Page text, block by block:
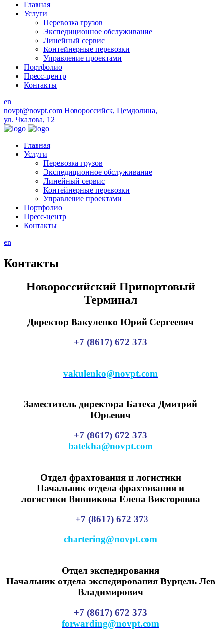
Главная
Услуги
Перевозка грузов
Экспедиционное обслуживание
Линейный сервис
Контейнерные перевозки
Управление проектами
Портфолио
Пресс-центр
Контакты
en
novpt@novpt.com Новороссийск, Цемдолина,
ул. Чкалова, 12
Главная
Услуги
Перевозка грузов
Экспедиционное обслуживание
Линейный сервис
Контейнерные перевозки
Управление проектами
Портфолио
Пресс-центр
Контакты
en
Контакты
Новороссийский Припортовый
Терминал
Директор Вакуленко Юрий Сергеевич
+7 (8617) 672 373
vakulenko@novpt.com
Замеcтитель директора Батеха Дмитрий
Юрьевич
+7 (8617) 672 373
batekha@novpt.com
Отдел фрахтования и логистики
Начальник отдела фрахтования и
логистики Винникова Елена Викторовна
+7 (8617) 672 373
chartering@novpt.com
Отдел экспедирования
Начальник отдела экспедирования Вурцель Лев
Владимирович
+7 (8617) 672 373
forwarding@novpt.com